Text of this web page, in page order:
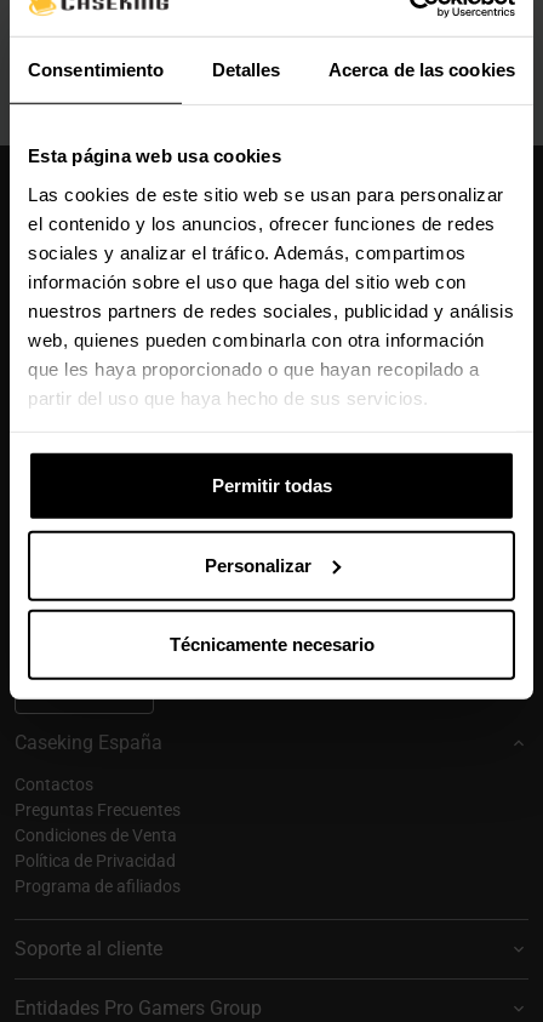
Consentimiento Detalles Acerca de las cookies
Esta página web usa cookies
Las cookies de este sitio web se usan para personalizar
el contenido y los anuncios, ofrecer funciones de redes
sociales y analizar el tráfico. Además, compartimos
información sobre el uso que haga del sitio web con
nuestros partners de redes sociales, publicidad y análisis
web, quienes pueden combinarla con otra información
que les haya proporcionado o que hayan recopilado a
partir del uso que haya hecho de sus servicios.
Permitir todas
Personalizar
Técnicamente necesario
Caseking España
910 626 594
De lunes a viernes, de 10:00 a 13:00 y 14:00 a 18:00
info@caseking.es
Nuestras comunidades
Manténme informado sobre las últimas
noticias, lanzamientos de productos y
Suscribirse
Este sitio está protegido por reCAPTCHA y se aplican laPolítica de
Caseking España
Contactos
Preguntas Frecuentes
Condiciones de Venta
Política de Privacidad
Programa de afiliados
Soporte al cliente
Entidades Pro Gamers Group